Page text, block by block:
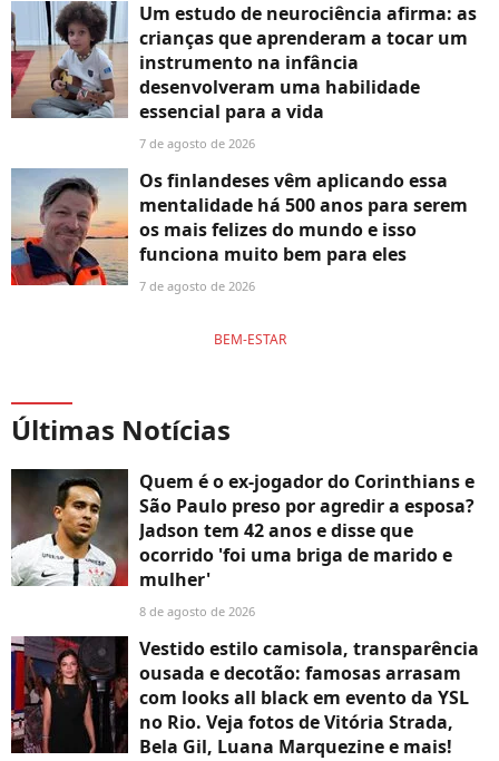
Um estudo de neurociência afirma: as
crianças que aprenderam a tocar um
instrumento na infância
desenvolveram uma habilidade
essencial para a vida
7 de agosto de 2026
Os finlandeses vêm aplicando essa
mentalidade há 500 anos para serem
os mais felizes do mundo e isso
funciona muito bem para eles
7 de agosto de 2026
BEM-ESTAR
Últimas Notícias
Quem é o ex-jogador do Corinthians e
São Paulo preso por agredir a esposa?
Jadson tem 42 anos e disse que
ocorrido 'foi uma briga de marido e
mulher'
8 de agosto de 2026
Vestido estilo camisola, transparência
ousada e decotão: famosas arrasam
com looks all black em evento da YSL
no Rio. Veja fotos de Vitória Strada,
Bela Gil, Luana Marquezine e mais!